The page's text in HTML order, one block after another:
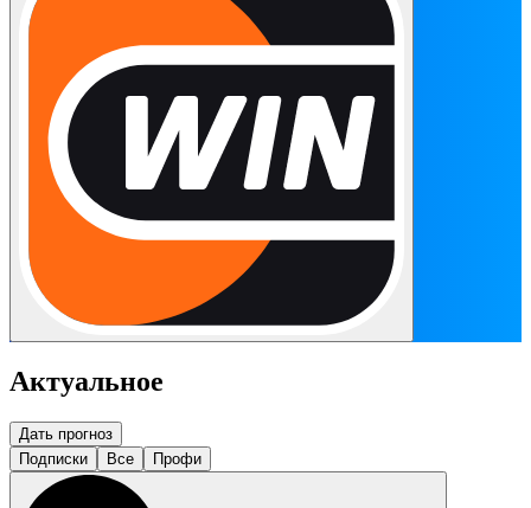
Актуальное
Дать прогноз
Подписки
Все Профи